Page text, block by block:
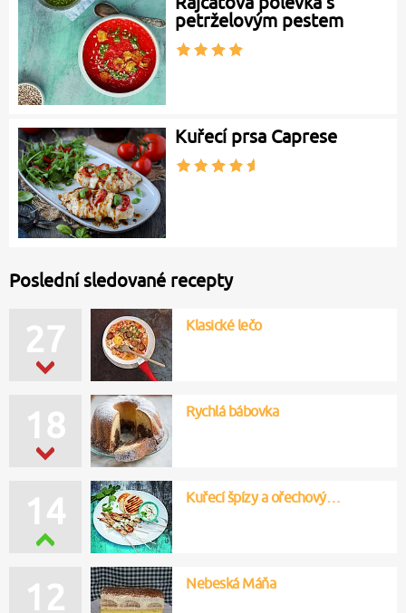
petrželovým pestem
Kuřecí prsa Caprese
Poslední sledované recepty
27 Klasické lečo
18 Rychlá bábovka
12 Nebeská Máňa
14 Kuřecí špízy a ořechový…